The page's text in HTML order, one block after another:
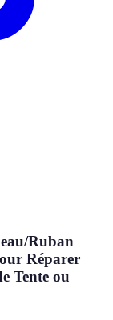
Ruban
Réparer
Tente ou